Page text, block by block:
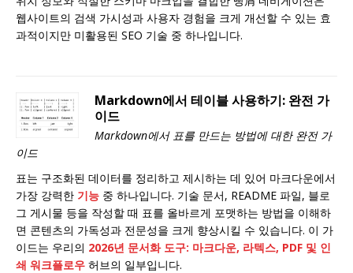
웹사이트의 검색 가시성과 사용자 경험을 크게 개선할 수 있는 효
과적이지만 미활용된 SEO 기술 중 하나입니다.
Markdown에서 테이블 사용하기: 완전 가
이드
Markdown에서 표를 만드는 방법에 대한 완전 가
이드
표는 구조화된 데이터를 정리하고 제시하는 데 있어 마크다운에서
가장 강력한 기능 중 하나입니다. 기술 문서, README 파일, 블로
그 게시물 등을 작성할 때 표를 올바르게 포맷하는 방법을 이해하
면 콘텐츠의 가독성과 전문성을 크게 향상시킬 수 있습니다. 이 가
이드는 우리의 2026년 문서화 도구: 마크다운, 라텍스, PDF 및 인
쇄 워크플로우 허브의 일부입니다.